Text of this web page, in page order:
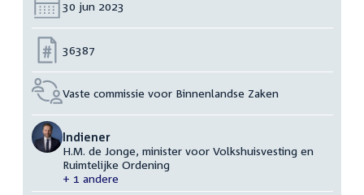
Datum:
30 jun 2023
Nummer:
36387
Vaste commissie voor Binnenlandse Zaken
Indiener
H.M. de Jonge, minister voor Volkshuisvesting en
Ruimtelijke Ordening
+ 1 andere